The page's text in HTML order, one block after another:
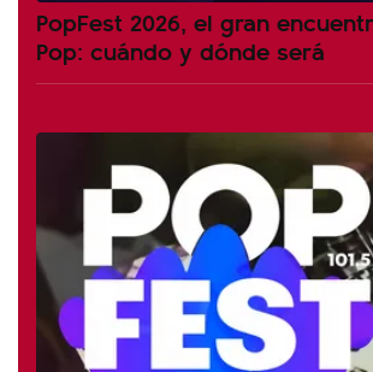
PopFest 2026, el gran
Pop: cuándo y dónde será